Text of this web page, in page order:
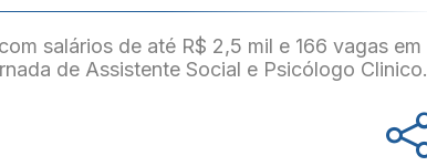
salários de até R$ 2,5 mil e 166 vagas em
de Assistente Social e Psicólogo Clinico.